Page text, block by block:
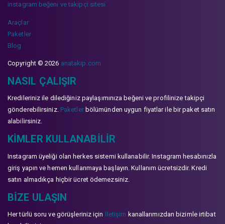
instagram beğeni ve takipçi sitesi
Araçlar
Paketler
Blog
Copyright © 2026 anatakip.com
NASIL ÇALIŞIR
Kredileriniz ile dilediğiniz paylaşımınıza beğeni ve profilinize takipçi
gönderebilirsiniz. Paketlerbölümünden uygun fiyatlar ile bir paket satın
alabilirsiniz.
KIMLER KULLANABILIR
Instagram üyeliği olan herkes sistemi kullanabilir. Instagram hesabınızla
giriş yapın ve hemen kullanmaya başlayın. Kullanım ücretsizdir. Kredi
satın almadıkça hiçbir ücret ödemezsiniz.
BIZE ULAŞIN
Her türlü soru ve görüşleriniz için İletişim kanallarımızdan bizimle irtibat